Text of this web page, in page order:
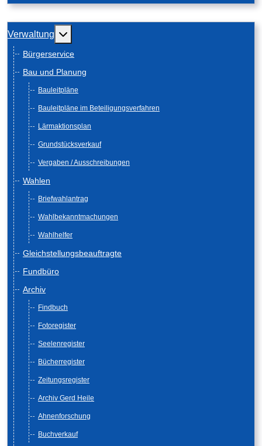
Verwaltung Weitere Informationen: Verwaltung
Bürgerservice
Bau und Planung
Bauleitpläne
Bauleitpläne im Beteiligungsverfahren
Lärmaktionsplan
Grundstücksverkauf
Vergaben / Ausschreibungen
Wahlen
Briefwahlantrag
Wahlbekanntmachungen
Wahlhelfer
Gleichstellungsbeauftragte
Fundbüro
Archiv
Findbuch
Fotoregister
Seelenregister
Bücherregister
Zeitungsregister
Archiv Gerd Heile
Ahnenforschung
Buchverkauf